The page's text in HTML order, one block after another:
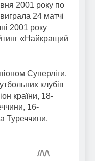
2001 року по
24 матчі
2001 року
«Найкращий
Суперліги.
клубів
країни, 18-
16-
Туреччини.